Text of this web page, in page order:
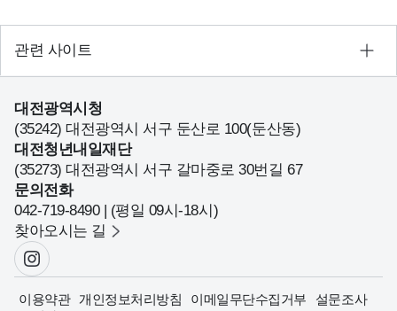
관련 사이트
대전광역시청
(35242) 대전광역시 서구 둔산로 100(둔산동)
대전청년내일재단
(35273) 대전광역시 서구 갈마중로 30번길 67
문의전화
042-719-8490 | (평일 09시-18시)
찾아오시는 길
이용약관 개인정보처리방침 이메일무단수집거부
설문조사